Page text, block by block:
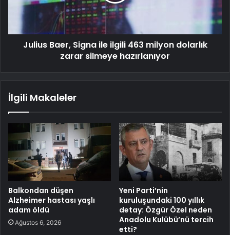
Julius Baer, ​​Signa ile ilgili 463 milyon dolarlık
zarar silmeye hazırlanıyor
İlgili Makaleler
Balkondan düşen
Alzheimer hastası yaşlı
adam öldü
Ağustos 6, 2026
Yeni Parti’nin
kuruluşundaki 100 yıllık
detay: Özgür Özel neden
Anadolu Kulübü’nü tercih
etti?